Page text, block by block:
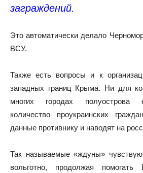
заграждений.
Это автоматически делало
ВСУ.
Также есть вопросы и к
западных границ Крыма. Ни для
многих городах полуострова
количество проукраинских
данные противнику и наводят на
Так называемые «ждуны»
вольготно, продолжая